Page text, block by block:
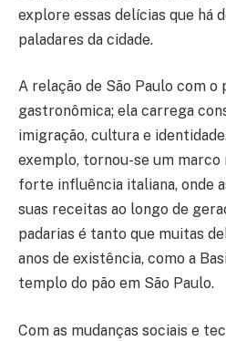
explore essas delícias que há
paladares da cidade.
A relação de São Paulo com o
gastronômica; ela carrega
imigração, cultura e
exemplo, tornou-se um marco
forte influência italiana, onde
suas receitas ao longo de
padarias é tanto que muitas
anos de existência, como a
templo do pão em São Paulo.
Com as mudanças sociais e